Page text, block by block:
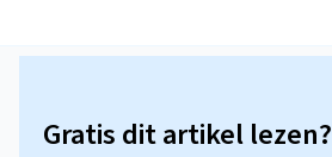
Gratis dit artikel lezen?